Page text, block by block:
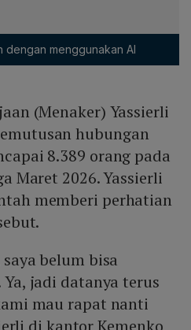
dengan menggunakan AI
(Menaker) Yassierli
hubungan
8.389 orang pada
Maret 2026. Yassierli
memberi perhatian
belum bisa
jadi datanya terus
mau rapat nanti